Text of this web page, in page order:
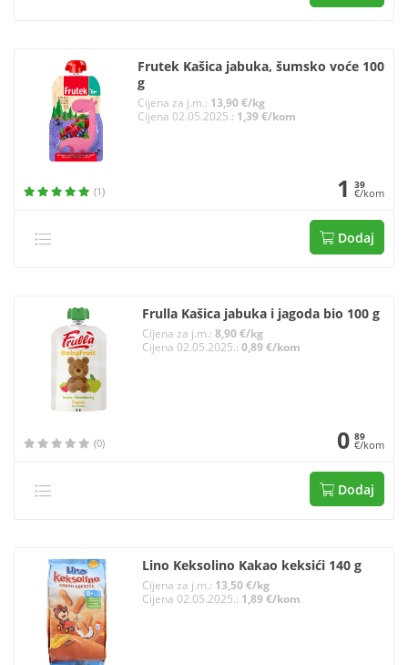
Frutek Kašica jabuka, šumsko voće 100
g
Cijena za j.m.: 13,90 €/kg
Cijena 02.05.2025.: 1,39 €/kom
(1) 1 39
€/kom
Dodaj
Frulla Kašica jabuka i jagoda bio 100 g
Cijena za j.m.: 8,90 €/kg
Cijena 02.05.2025.: 0,89 €/kom
(0) 0 89
€/kom
Dodaj
Lino Keksolino Kakao keksići 140 g
Cijena za j.m.: 13,50 €/kg
Cijena 02.05.2025.: 1,89 €/kom